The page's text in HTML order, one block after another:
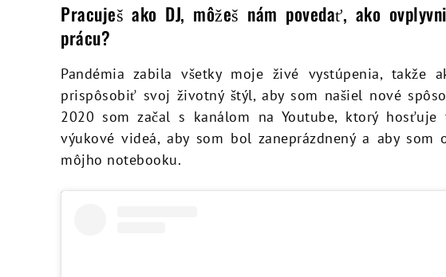
Pracuješ ako DJ, môžeš nám povedať, ako
prácu?
Pandémia zabila všetky moje živé vystúpenia,
prispôsobiť svoj životný štýl, aby som našiel nové
2020 som začal s kanálom na Youtube, ktorý hosťuje
výukové videá, aby som bol zaneprázdnený a aby
môjho notebooku.